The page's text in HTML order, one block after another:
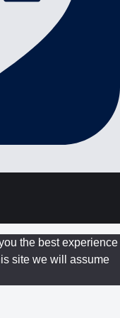
the best experience
site we will assume